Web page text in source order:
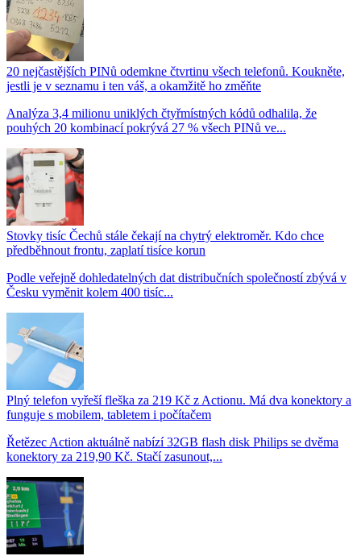
20 nejčastějších PINů odemkne čtvrtinu všech telefonů. Koukněte,
jestli je v seznamu i ten váš, a okamžitě ho změňte
Analýza 3,4 milionu uniklých čtyřmístných kódů odhalila, že
pouhých 20 kombinací pokrývá 27 % všech PINů ve...
Stovky tisíc Čechů stále čekají na chytrý elektroměr. Kdo chce
předběhnout frontu, zaplatí tisíce korun
Podle veřejně dohledatelných dat distribučních společností zbývá v
Česku vyměnit kolem 400 tisíc...
Plný telefon vyřeší fleška za 219 Kč z Actionu. Má dva konektory a
funguje s mobilem, tabletem i počítačem
Řetězec Action aktuálně nabízí 32GB flash disk Philips se dvěma
konektory za 219,90 Kč. Stačí zasunout,...